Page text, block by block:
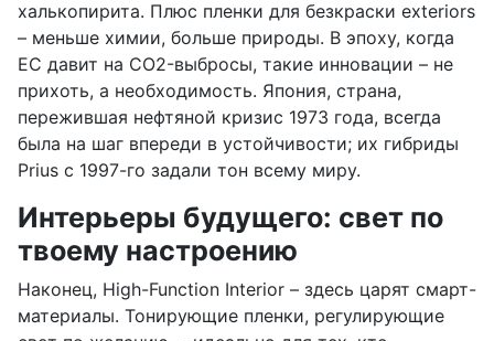
халькопирита. Плюс пленки для безкраски exteriors
– меньше химии, больше природы. В эпоху, когда
ЕС давит на CO2-выбросы, такие инновации – не
прихоть, а необходимость. Япония, страна,
пережившая нефтяной кризис 1973 года, всегда
была на шаг впереди в устойчивости; их гибриды
Prius с 1997-го задали тон всему миру.
Интерьеры будущего: свет по
твоему настроению
Наконец, High-Function Interior – здесь царят смарт-
материалы. Тонирующие пленки, регулирующие